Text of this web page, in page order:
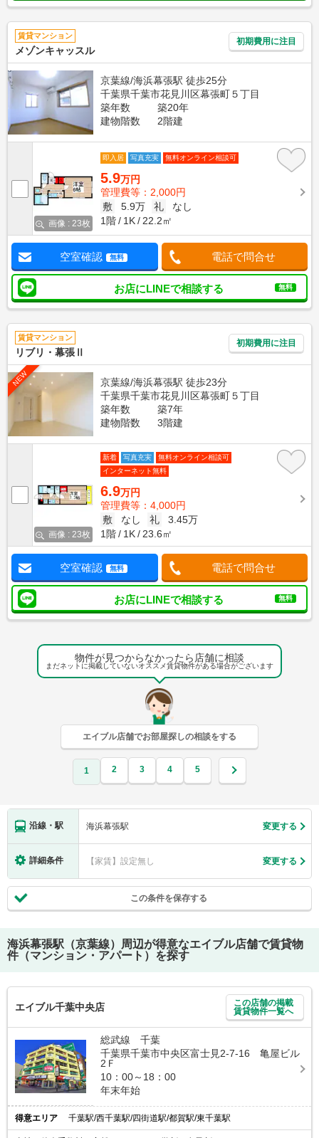
賃貸マンション
メゾンキャッスル
初期費用に注目
京葉線/海浜幕張駅 徒歩25分
千葉県千葉市花見川区幕張町５丁目
築年数
築20年
建物階数
2階建
画像 : 23枚
即入居 写真充実 無料オンライン相談可
5.9万円
管理費等：2,000円
敷
5.9万 礼
なし
1階
1K 22.2㎡
空室確認 無料 電話で問合せ
お店にLINEで相談する 無料
賃貸マンション
リブリ・幕張Ⅱ
初期費用に注目
NEW
京葉線/海浜幕張駅 徒歩23分
千葉県千葉市花見川区幕張町５丁目
築年数
築7年
建物階数
3階建
画像 : 23枚
新着 写真充実
無料オンライン相談可
インターネット無料
6.9万円
管理費等：4,000円
敷
なし 礼
3.45万
1階
1K 23.6㎡
空室確認 無料 電話で問合せ
お店にLINEで相談する 無料
物件が見つからなかったら店舗に相談
まだネットに掲載していないオススメ賃貸物件がある場合がございます
エイブル店舗でお部屋探しの相談をする
1 2 3 4 5
沿線・駅 海浜幕張駅 変更する
詳細条件 【家賃】設定無し 変更する
この条件を保存する
海浜幕張駅（京葉線）
周辺が得意なエイブル店舗で賃貸物
件（マンション・アパート）を探す
エイブル千葉中央店
この店舗の掲載
賃貸物件一覧へ
総武線 千葉
千葉県千葉市中央区富士見2-7-16 亀屋ビル
2Ｆ
10：00～18：00
年末年始
得意エリア 千葉駅/西千葉駅/四街道駅/都賀駅/東千葉駅